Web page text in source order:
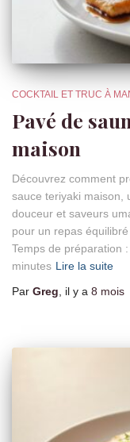
COCKTAIL ET TRUC À
Pavé de
maison
Découvrez comment
sauce teriyaki maison,
douceur et saveurs
pour un repas
Temps de préparation
minutes Lire la suite
Par Greg , il y a 8 mois